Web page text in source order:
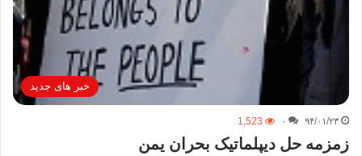
خبر های جدید
۹۴/۰۱/۲۳ ۰ 1,523
زمزمه حل دیپلماتیک بحران یمن